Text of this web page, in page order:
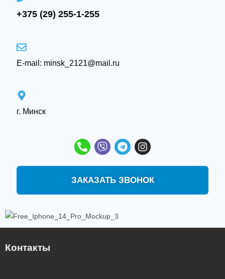
+375 (29) 255-1-255
E-mail: minsk_2121@mail.ru
‌г. Минск
ЗАКАЗАТЬ ЗВОНОК
Контакты